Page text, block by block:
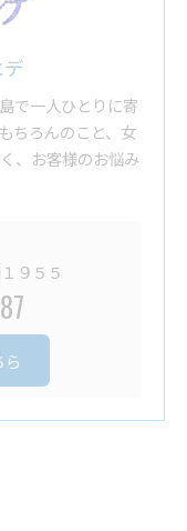
で一人ひとりに寄
ちろんのこと、女
、お客様のお悩み
９５５